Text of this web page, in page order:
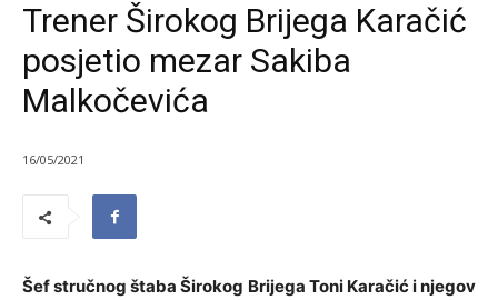
Trener Širokog Brijega Karačić
posjetio mezar Sakiba
Malkočevića
16/05/2021
Šef stručnog štaba Širokog Brijega Toni Karačić i njegov